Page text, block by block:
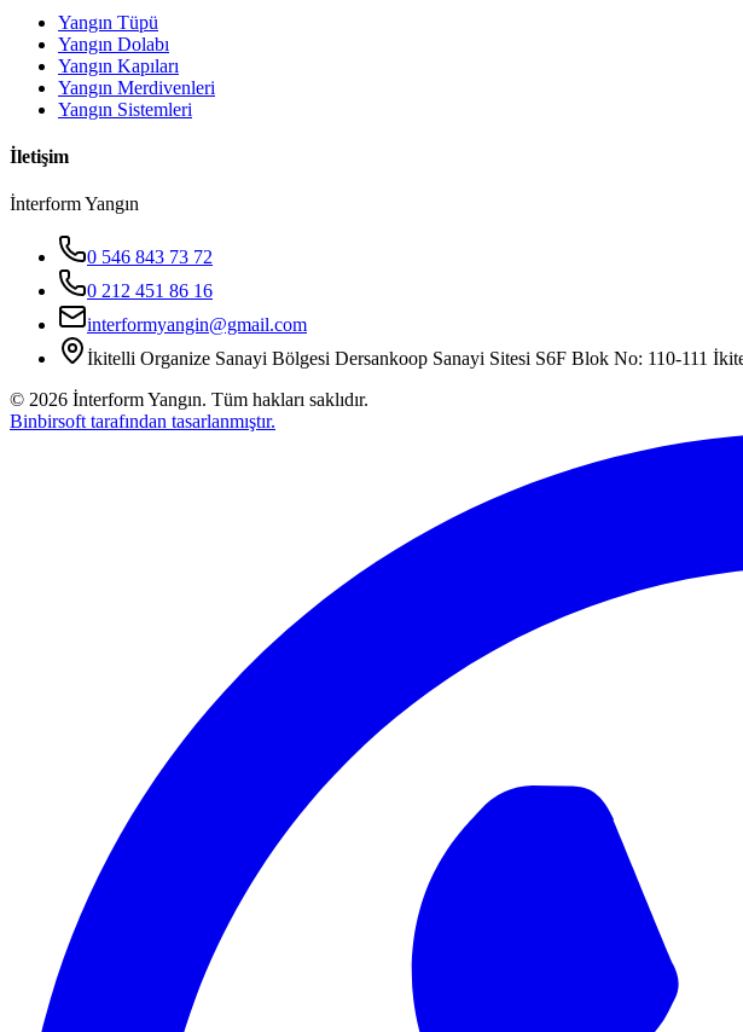
Yangın Tüpü
Yangın Dolabı
Yangın Kapıları
Yangın Merdivenleri
Yangın Sistemleri
İletişim
İnterform Yangın
0 546 843 73 72
0 212 451 86 16
interformyangin@gmail.com
İkitelli Organize Sanayi Bölgesi Dersankoop Sanayi Sitesi S6F Blok No: 110-111
© 2026 İnterform Yangın. Tüm hakları saklıdır.
Binbirsoft tarafından tasarlanmıştır.